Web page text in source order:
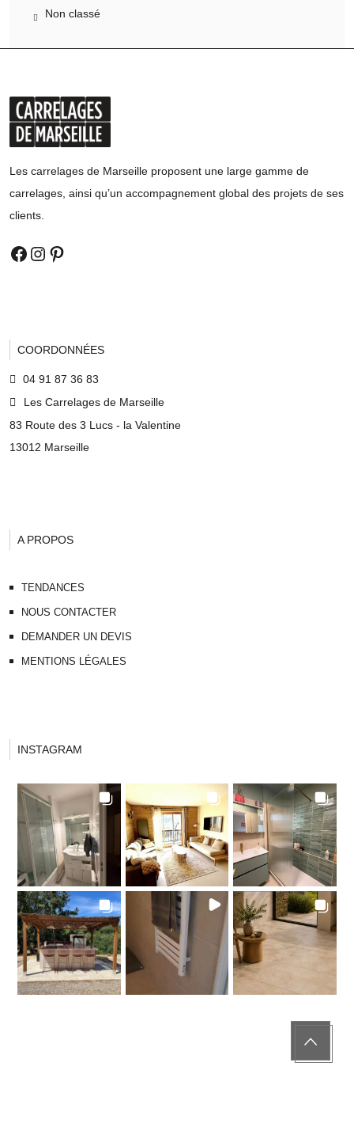
Non classé
Les carrelages de Marseille proposent une large gamme de
carrelages, ainsi qu’un accompagnement global des projets de ses
clients.
FACEBOOK
INSTAGRAM
COORDONNÉES
04 91 87 36 83
Les Carrelages de Marseille
83 Route des 3 Lucs - la Valentine
13012 Marseille
A PROPOS
TENDANCES
NOUS CONTACTER
DEMANDER UN DEVIS
MENTIONS LÉGALES
INSTAGRAM